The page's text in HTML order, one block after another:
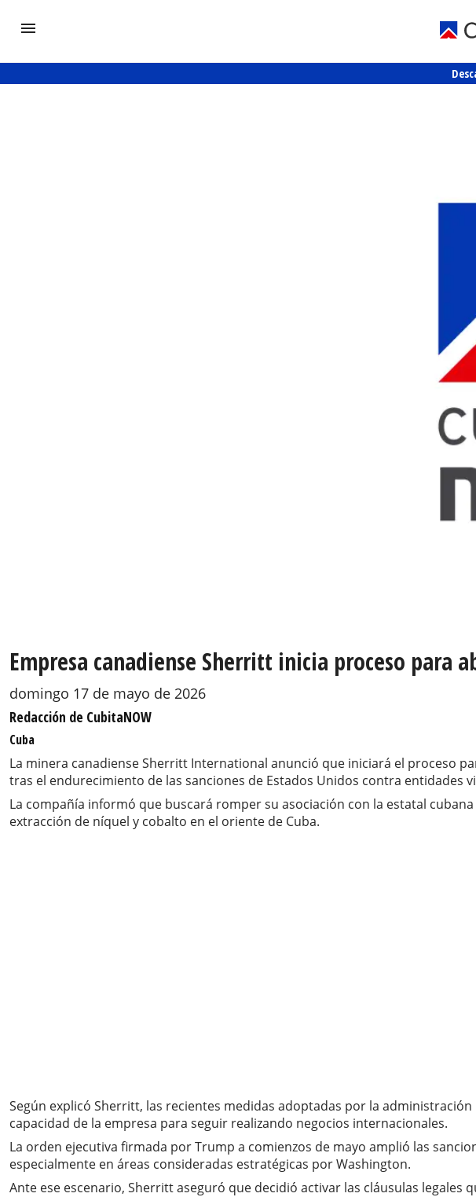
Empresa canadiense Sherritt inicia proceso para
domingo 17 de mayo de 2026
Redacción de CubitaNOW
Cuba
La minera canadiense Sherritt International anunció que iniciará el proceso
tras el endurecimiento de las sanciones de Estados Unidos contra entidades
La compañía informó que buscará romper su asociación con la estatal
extracción de níquel y cobalto en el oriente de Cuba.
Según explicó Sherritt, las recientes medidas adoptadas por la
capacidad de la empresa para seguir realizando negocios internacionales.
La orden ejecutiva firmada por Trump a comienzos de mayo amplió las
especialmente en áreas consideradas estratégicas por Washington.
Ante ese escenario, Sherritt aseguró que decidió activar las cláusulas